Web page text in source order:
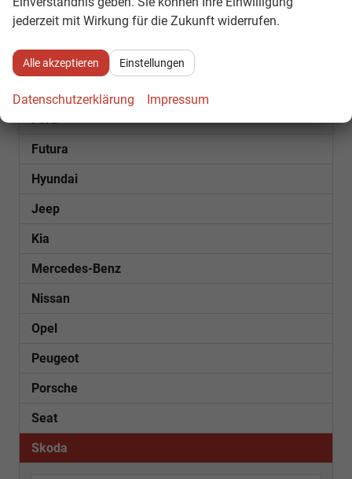
Cupra
Dacia
Ford
Futura
Hyundai
Jeep
Kia
Mercedes-Benz
Nissan
Opel
Peugeot
Porsche
Seat
Skoda
jederzeit mit Wirkung für die Zukunft widerrufen.
Alle akzeptieren Einstellungen
Datenschutzerklärung Impressum